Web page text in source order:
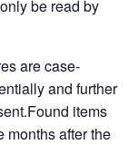
be read by
are case-
and further
items
months after the